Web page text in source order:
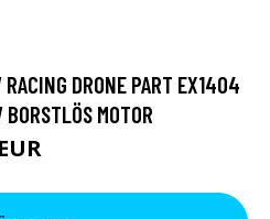
DRONE PART EX1404
MOTOR